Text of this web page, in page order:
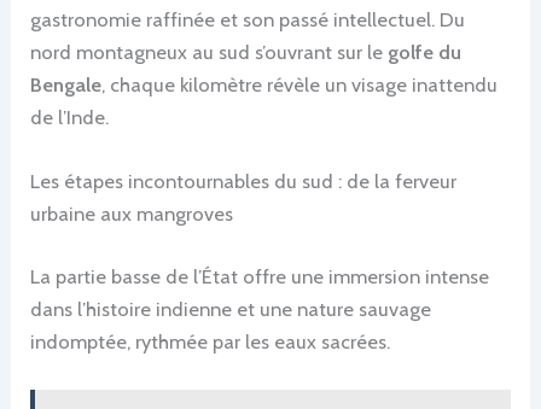
gastronomie raffinée et son passé intellectuel. Du
nord montagneux au sud s’ouvrant sur le golfe du
Bengale, chaque kilomètre révèle un visage inattendu
de l’Inde.
Les étapes incontournables du sud : de la ferveur
urbaine aux mangroves
La partie basse de l’État offre une immersion intense
dans l’histoire indienne et une nature sauvage
indomptée, rythmée par les eaux sacrées.